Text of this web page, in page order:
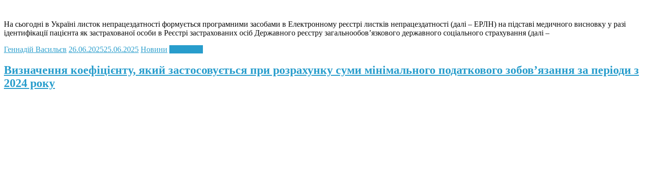
На сьогодні в Україні листок непрацездатності формується програмними засобами в Електронному реєстрі листків непрацездатності (далі ‒ ЕРЛН) на підставі медичного висновку у разі
ідентифікації пацієнта як застрахованої особи в Реєстрі застрахованих осіб Державного реєстру загальнообов’язкового державного соціального страхування (далі ‒
Геннадій Васильєв 26.06.202525.06.2025 Новини
Визначення коефіцієнту, який застосовується при розрахунку суми мінімального податкового зобов’язання за періоди з
2024 року